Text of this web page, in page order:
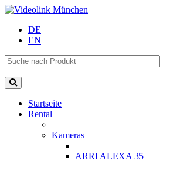
DE
EN
Startseite
Rental
Kameras
ARRI ALEXA 35